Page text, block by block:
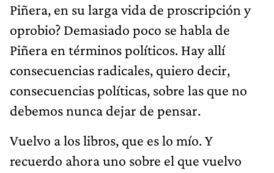
Piñera, en su larga vida de proscripción y
oprobio? Demasiado poco se habla de
Piñera en términos políticos. Hay allí
consecuencias radicales, quiero decir,
consecuencias políticas, sobre las que no
debemos nunca dejar de pensar.
Vuelvo a los libros, que es lo mío. Y
recuerdo ahora uno sobre el que vuelvo